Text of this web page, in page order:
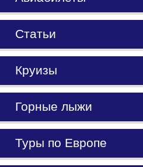
Статьи
Круизы
Горные лыжи
Туры по Европе